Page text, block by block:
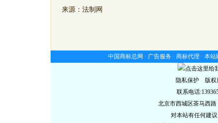
来源：法制网
中国商标总网 · 广告服务 · 商标代理 · 本站
隐私保护 版权
联系电话
北京市西城区茶马西
对本站有任何建